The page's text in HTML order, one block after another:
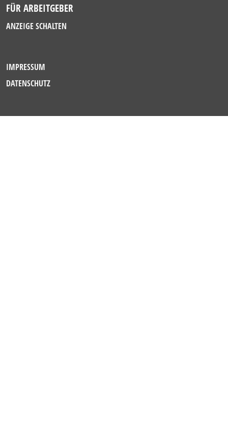
FÜR ARBEITGEBER
ANZEIGE SCHALTEN
IMPRESSUM
DATENSCHUTZ